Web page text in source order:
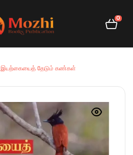
0
இயற்கையைத் தேடும் கண்கள்